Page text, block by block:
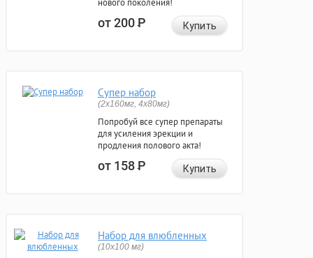
нового поколения!
от 200Р Купить
Супер набор
(2х160мг, 4х80мг)
Попробуй все супер препараты
для усиления эрекции и
продления полового акта!
от 158Р Купить
Набор для влюбленных
(10х100 мг)